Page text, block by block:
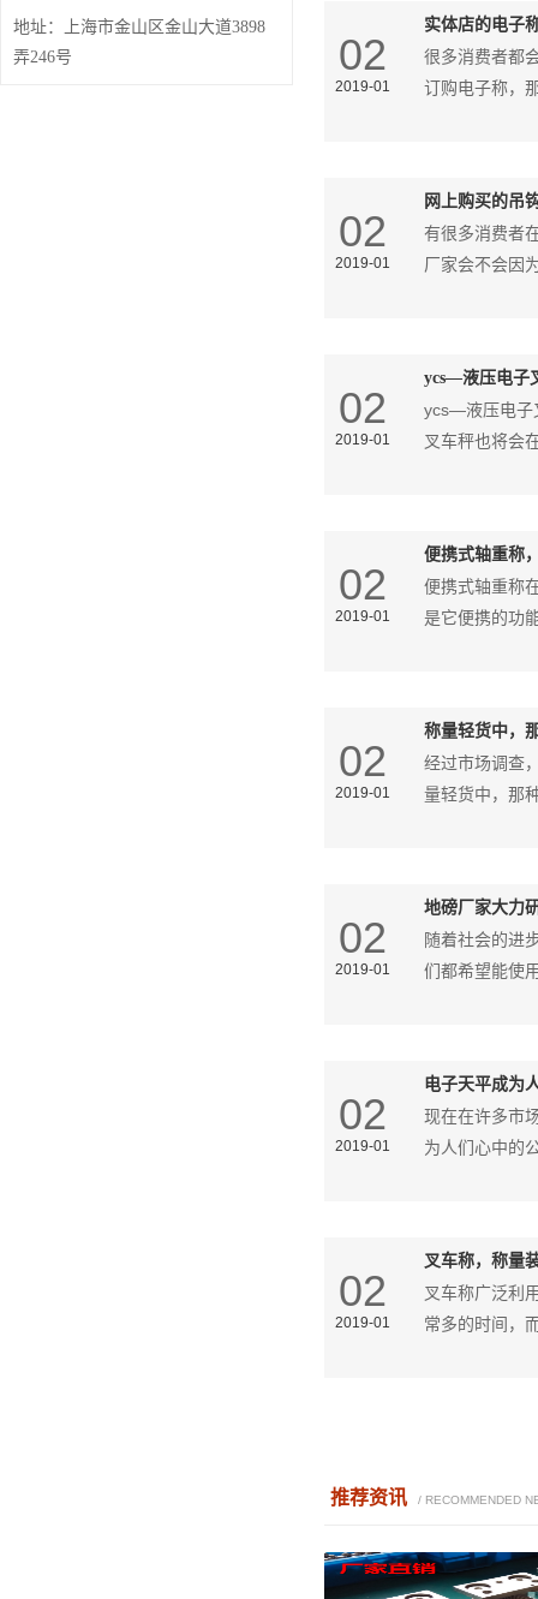
地址：
上海市金山区金山大道3898
弄246号
02
2019-01
实体店的电子
很多消费者都
订购电子称，
02
2019-01
网上购买的吊
有很多消费者
厂家会不会因
02
2019-01
ycs—液压电子
ycs—液压电子
叉车秤也将会
02
2019-01
便携式轴重称
便携式轴重称
是它便携的功
02
2019-01
称量轻货中，
经过市场调查
量轻货中，那
02
2019-01
地磅厂家大力
随着社会的进
们都希望能使
02
2019-01
电子天平成为
现在在许多市
为人们心中的
02
2019-01
叉车称，称量
叉车称广泛利
常多的时间，
推荐资讯 / RECOMMENDED